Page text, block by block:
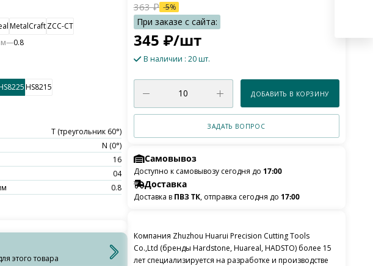
MetalCraftZCC-CT
—0.8
HS8215
T (треугольник 60°)
N (0°)
16
04
0.8
этого товара
345 ₽/шт
363₽ -5%
В наличии : 20 шт.
ДОБАВИТЬ В КОРЗИНУ
ЗАДАТЬ ВОПРОС
Самовывоз
Доступно к самовывозу сегодня до 17:00
Доставка
Доставка в ПВЗ ТК, отправка сегодня до 17:00
Компания Zhuzhou Huarui Precision Cutting Tools
Co.,Ltd (бренды Hardstone, Huareal, HADSTO) более 15
лет специализируется на разработке и производстве